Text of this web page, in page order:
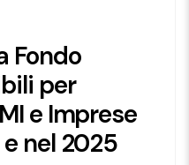
Fondo
per
e Imprese
nel 2025